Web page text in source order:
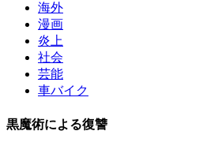
海外
漫画
炎上
社会
芸能
車バイク
黒魔術による復讐